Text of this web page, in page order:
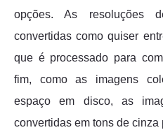
opções. As resoluções
convertidas como quiser
que é processado para
fim, como as imagens
espaço em disco, as
convertidas em tons de cinza